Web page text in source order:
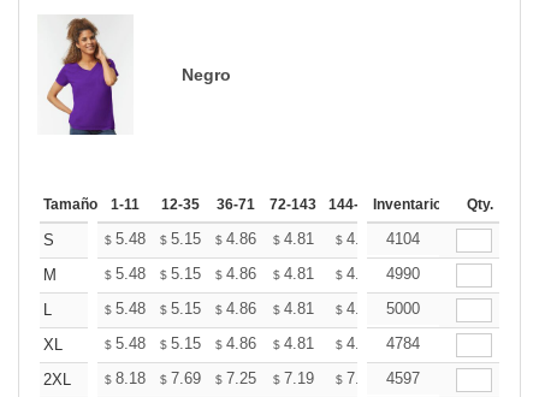
Negro
Tamaño 1-11 12-35 36-71 72-143 144-287 288 + Más
Inventario Qty.
S $ 5.48 $ 5.15 $ 4.86 $ 4.81 $ 4.73 $4.69
4104
M
$ 5.48 $ 5.15 $ 4.86 $ 4.81 $ 4.73 $4.69
4990
L
$ 5.48 $ 5.15 $ 4.86 $ 4.81 $ 4.73 $4.69
5000
XL
$ 5.48 $ 5.15 $ 4.86 $ 4.81 $ 4.73 $4.69
4784
2XL
$ 8.18 $ 7.69 $ 7.25 $ 7.19 $ 7.07 $7.01
4597